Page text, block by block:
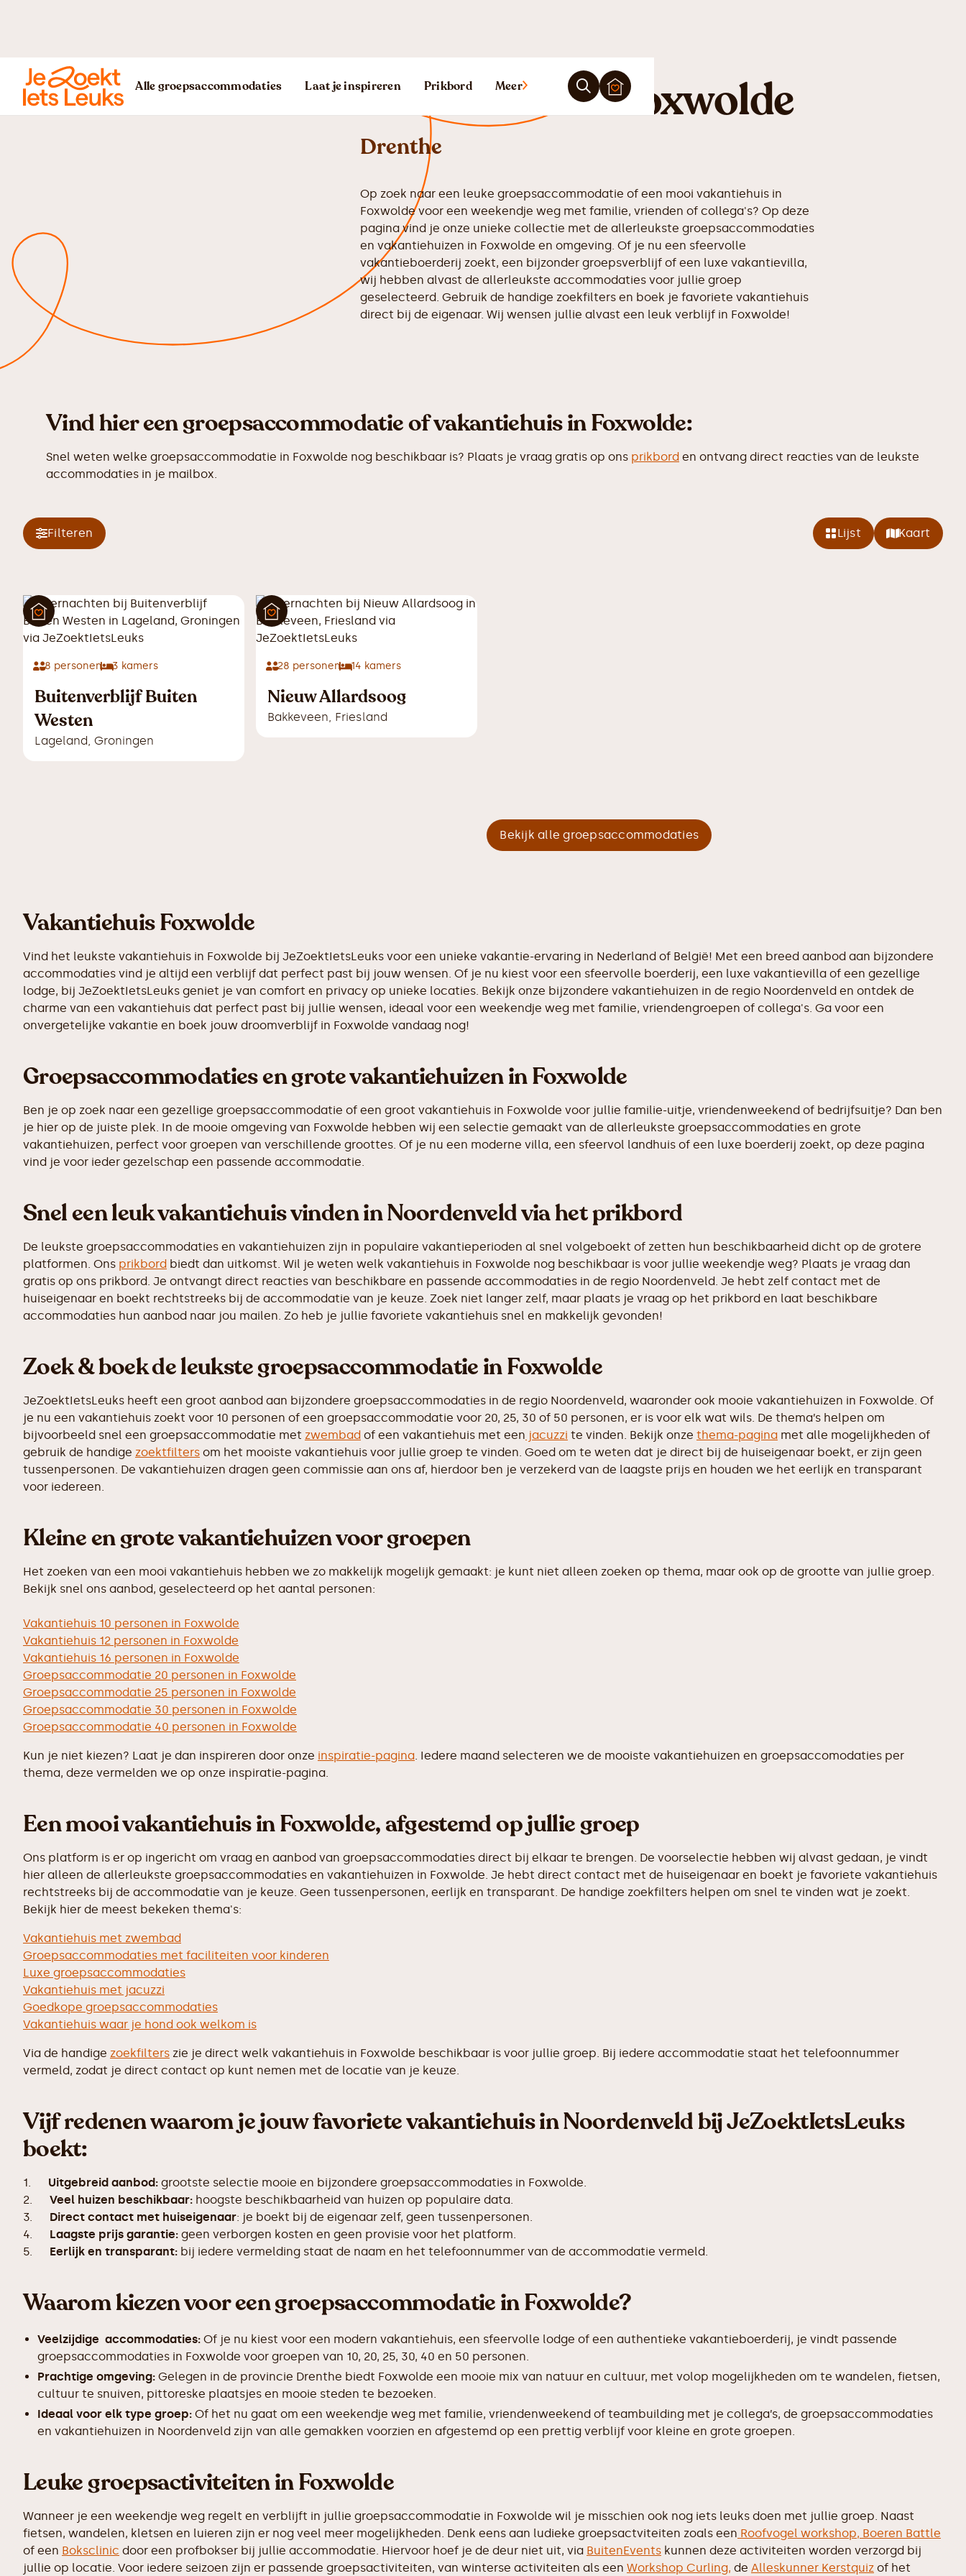
Alle groepsaccommodaties Laat je inspireren Prikbord Meer
Vakantiehuis Foxwolde
Drenthe
Op zoek naar een leuke groepsaccommodatie of een mooi vakantiehuis in
Foxwolde voor een weekendje weg met familie, vrienden of collega's? Op deze
pagina vind je onze unieke collectie met de allerleukste groepsaccommodaties
en vakantiehuizen in Foxwolde en omgeving. Of je nu een sfeervolle
vakantieboerderij zoekt, een bijzonder groepsverblijf of een luxe vakantievilla,
wij hebben alvast de allerleukste accommodaties voor jullie groep
geselecteerd. Gebruik de handige zoekfilters en boek je favoriete vakantiehuis
direct bij de eigenaar. Wij wensen jullie alvast een leuk verblijf in Foxwolde!
Vind hier een groepsaccommodatie of vakantiehuis in Foxwolde:
Snel weten welke groepsaccommodatie in Foxwolde nog beschikbaar is? Plaats je vraag gratis op ons prikbord en ontvang direct reacties van de leukste
accommodaties in je mailbox.
Filteren Lijst Kaart
8 personen 3 kamers
Buitenverblijf Buiten
Westen
Lageland, Groningen
28 personen 14 kamers
Nieuw Allardsoog
Bakkeveen, Friesland
Bekijk alle groepsaccommodaties
Vakantiehuis Foxwolde
Vind het leukste vakantiehuis in Foxwolde bij JeZoektIetsLeuks voor een unieke vakantie-ervaring in Nederland of België! Met een breed aanbod aan bijzondere
accommodaties vind je altijd een verblijf dat perfect past bij jouw wensen. Of je nu kiest voor een sfeervolle boerderij, een luxe vakantievilla of een gezellige
lodge, bij JeZoektIetsLeuks geniet je van comfort en privacy op unieke locaties. Bekijk onze bijzondere vakantiehuizen in de regio Noordenveld en ontdek de
charme van een vakantiehuis dat perfect past bij jullie wensen, ideaal voor een weekendje weg met familie, vriendengroepen of collega's. Ga voor een
onvergetelijke vakantie en boek jouw droomverblijf in Foxwolde vandaag nog!
Groepsaccommodaties en grote vakantiehuizen in Foxwolde
Ben je op zoek naar een gezellige groepsaccommodatie of een groot vakantiehuis in Foxwolde voor jullie familie-uitje, vriendenweekend of bedrijfsuitje? Dan ben
je hier op de juiste plek. In de mooie omgeving van Foxwolde hebben wij een selectie gemaakt van de allerleukste groepsaccommodaties en grote
vakantiehuizen, perfect voor groepen van verschillende groottes. Of je nu een moderne villa, een sfeervol landhuis of een luxe boerderij zoekt, op deze pagina
vind je voor ieder gezelschap een passende accommodatie.
Snel een leuk vakantiehuis vinden in Noordenveld via het prikbord
De leukste groepsaccommodaties en vakantiehuizen zijn in populaire vakantieperioden al snel volgeboekt of zetten hun beschikbaarheid dicht op de grotere
platformen. Ons prikbord biedt dan uitkomst. Wil je weten welk vakantiehuis in Foxwolde nog beschikbaar is voor jullie weekendje weg? Plaats je vraag dan
gratis op ons prikbord. Je ontvangt direct reacties van beschikbare en passende accommodaties in de regio Noordenveld. Je hebt zelf contact met de
huiseigenaar en boekt rechtstreeks bij de accommodatie van je keuze. Zoek niet langer zelf, maar plaats je vraag op het prikbord en laat beschikbare
accommodaties hun aanbod naar jou mailen. Zo heb je jullie favoriete vakantiehuis snel en makkelijk gevonden!
Zoek & boek de leukste groepsaccommodatie in Foxwolde
JeZoektIetsLeuks heeft een groot aanbod aan bijzondere groepsaccommodaties in de regio Noordenveld, waaronder ook mooie vakantiehuizen in Foxwolde. Of
je nu een vakantiehuis zoekt voor 10 personen of een groepsaccommodatie voor 20, 25, 30 of 50 personen, er is voor elk wat wils. De thema’s helpen om
bijvoorbeeld snel een groepsaccommodatie met zwembad of een vakantiehuis met een jacuzzi te vinden. Bekijk onze thema-pagina met alle mogelijkheden of
gebruik de handige zoektfilters om het mooiste vakantiehuis voor jullie groep te vinden. Goed om te weten dat je direct bij de huiseigenaar boekt, er zijn geen
tussenpersonen. De vakantiehuizen dragen geen commissie aan ons af, hierdoor ben je verzekerd van de laagste prijs en houden we het eerlijk en transparant
voor iedereen.
Kleine en grote vakantiehuizen voor groepen
Het zoeken van een mooi vakantiehuis hebben we zo makkelijk mogelijk gemaakt: je kunt niet alleen zoeken op thema, maar ook op de grootte van jullie groep.
Bekijk snel ons aanbod, geselecteerd op het aantal personen:
Vakantiehuis 10 personen in Foxwolde
Vakantiehuis 12 personen in Foxwolde
Vakantiehuis 16 personen in Foxwolde
Groepsaccommodatie 20 personen in Foxwolde
Groepsaccommodatie 25 personen in Foxwolde
Groepsaccommodatie 30 personen in Foxwolde
Groepsaccommodatie 40 personen in Foxwolde
Kun je niet kiezen? Laat je dan inspireren door onze inspiratie-pagina. Iedere maand selecteren we de mooiste vakantiehuizen en groepsaccomodaties per
thema, deze vermelden we op onze inspiratie-pagina.
Een mooi vakantiehuis in Foxwolde, afgestemd op jullie groep
Ons platform is er op ingericht om vraag en aanbod van groepsaccommodaties direct bij elkaar te brengen. De voorselectie hebben wij alvast gedaan, je vindt
hier alleen de allerleukste groepsaccommodaties en vakantiehuizen in Foxwolde. Je hebt direct contact met de huiseigenaar en boekt je favoriete vakantiehuis
rechtstreeks bij de accommodatie van je keuze. Geen tussenpersonen, eerlijk en transparant. De handige zoekfilters helpen om snel te vinden wat je zoekt.
Bekijk hier de meest bekeken thema's:
Vakantiehuis met zwembad
Groepsaccommodaties met faciliteiten voor kinderen
Luxe groepsaccommodaties
Vakantiehuis met jacuzzi
Goedkope groepsaccommodaties
Vakantiehuis waar je hond ook welkom is
Via de handige zoekfilters zie je direct welk vakantiehuis in Foxwolde beschikbaar is voor jullie groep. Bij iedere accommodatie staat het telefoonnummer
vermeld, zodat je direct contact op kunt nemen met de locatie van je keuze.
Vijf redenen waarom je jouw favoriete vakantiehuis in Noordenveld bij JeZoektIetsLeuks
boekt:
1. Uitgebreid aanbod: grootste selectie mooie en bijzondere groepsaccommodaties in Foxwolde.
2. Veel huizen beschikbaar: hoogste beschikbaarheid van huizen op populaire data.
3. Direct contact met huiseigenaar: je boekt bij de eigenaar zelf, geen tussenpersonen.
4. Laagste prijs garantie: geen verborgen kosten en geen provisie voor het platform.
5. Eerlijk en transparant: bij iedere vermelding staat de naam en het telefoonnummer van de accommodatie vermeld.
Waarom kiezen voor een groepsaccommodatie in Foxwolde?
Veelzijdige accommodaties: Of je nu kiest voor een modern vakantiehuis, een sfeervolle lodge of een authentieke vakantieboerderij, je vindt passende
groepsaccommodaties in Foxwolde voor groepen van 10, 20, 25, 30, 40 en 50 personen.
Prachtige omgeving: Gelegen in de provincie Drenthe biedt Foxwolde een mooie mix van natuur en cultuur, met volop mogelijkheden om te wandelen, fietsen,
cultuur te snuiven, pittoreske plaatsjes en mooie steden te bezoeken.
Ideaal voor elk type groep: Of het nu gaat om een weekendje weg met familie, vriendenweekend of teambuilding met je collega’s, de groepsaccommodaties
en vakantiehuizen in Noordenveld zijn van alle gemakken voorzien en afgestemd op een prettig verblijf voor kleine en grote groepen.
Leuke groepsactiviteiten in Foxwolde
Wanneer je een weekendje weg regelt en verblijft in jullie groepsaccommodatie in Foxwolde wil je misschien ook nog iets leuks doen met jullie groep. Naast
fietsen, wandelen, kletsen en luieren zijn er nog veel meer mogelijkheden. Denk eens aan ludieke groepsactviteiten zoals een Roofvogel workshop, Boeren Battle
of een Boksclinic door een profbokser bij jullie accommodatie. Hiervoor hoef je de deur niet uit, via BuitenEvents kunnen deze activiteiten worden verzorgd bij
jullie op locatie. Voor iedere seizoen zijn er passende groepsactiviteiten, van winterse activiteiten als een Workshop Curling, de Alleskunner Kerstquiz of het